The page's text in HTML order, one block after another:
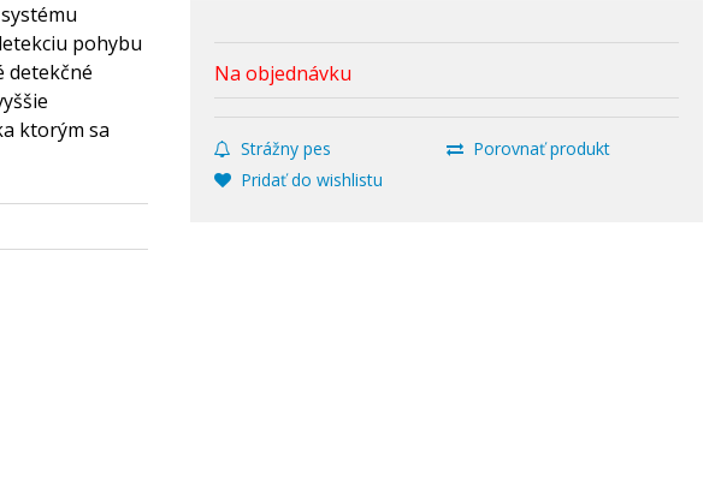
Na objednávku
Strážny pes
Porovnať produkt
Pridať do wishlistu
pohybu
detekčné
ktorým sa